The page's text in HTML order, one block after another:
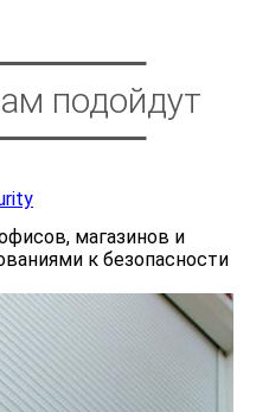
подойдут
магазинов и
к безопасности